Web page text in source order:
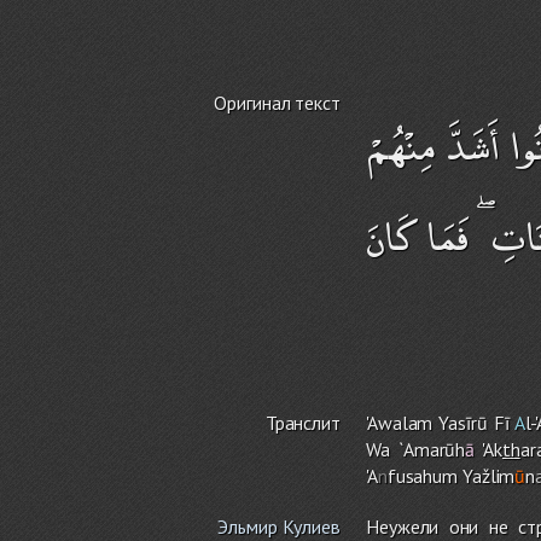
Оригинал текст
أَشَدَّ مِنْهُمْ
فَمَا كَانَ
Транслит 'Awalam Yasīrū FīAl-
Wa `Amarūhā 'Akth
'Anfusahum Yažlimūn
Эльмир Кулиев
Неужели они не